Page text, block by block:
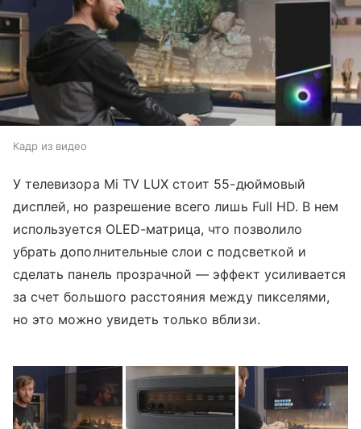
Кадр из видео
У телевизора Mi TV LUX стоит 55-дюймовый
дисплей, но разрешение всего лишь Full HD. В нем
используется OLED-матрица, что позволило
убрать дополнительные слои с подсветкой и
сделать панель прозрачной — эффект усиливается
за счет большого расстояния между пикселями,
но это можно увидеть только вблизи.